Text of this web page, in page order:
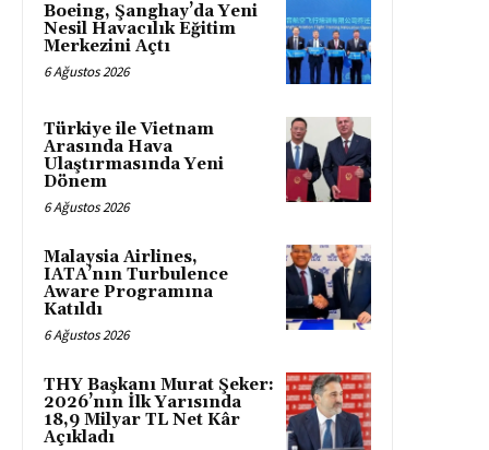
Boeing, Şanghay’da Yeni
Nesil Havacılık Eğitim
Merkezini Açtı
6 Ağustos 2026
Türkiye ile Vietnam
Arasında Hava
Ulaştırmasında Yeni
Dönem
6 Ağustos 2026
Malaysia Airlines,
IATA’nın Turbulence
Aware Programına
Katıldı
6 Ağustos 2026
THY Başkanı Murat Şeker:
2026’nın İlk Yarısında
18,9 Milyar TL Net Kâr
Açıkladı